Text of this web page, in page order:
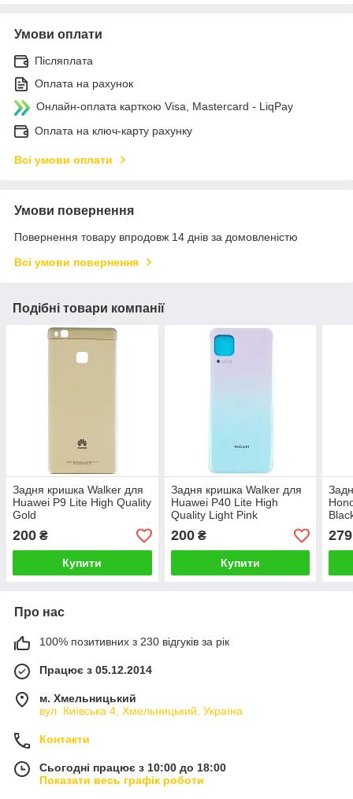
Умови оплати
Післяплата
Оплата на рахунок
Онлайн-оплата карткою Visa, Mastercard - LiqPay
Оплата на ключ-карту рахунку
Всі умови оплати
Умови повернення
Повернення товару впродовж 14 днів за домовленістю
Всі умови повернення
Подібні товари компанії
Задня кришка Walker для
Huawei P9 Lite High Quality
Gold
200 ₴
Купити
Задня кришка Walker для
Huawei P40 Lite High
Quality Light Pink
200₴
Купити
279
Про нас
100% позитивних з 230 відгуків за рік
Працює з 05.12.2014
м. Хмельницький
вул. Київська 4, Хмельницький, Україна
Контакти
Сьогодні працює з 10:00 до 18:00
Показати весь графік роботи